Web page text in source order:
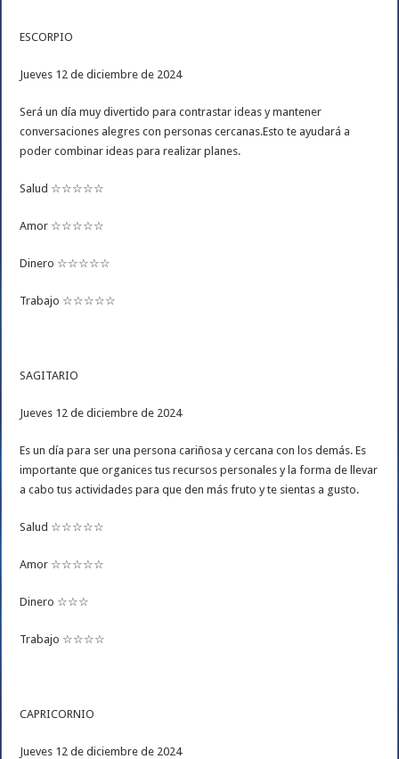
ESCORPIO
Jueves 12 de diciembre de 2024
Será un día muy divertido para contrastar ideas y mantener
conversaciones alegres con personas cercanas.Esto te ayudará a
poder combinar ideas para realizar planes.
Salud ☆☆☆☆☆
Amor ☆☆☆☆☆
Dinero ☆☆☆☆☆
Trabajo ☆☆☆☆☆
SAGITARIO
Jueves 12 de diciembre de 2024
Es un día para ser una persona cariñosa y cercana con los demás. Es
importante que organices tus recursos personales y la forma de llevar
a cabo tus actividades para que den más fruto y te sientas a gusto.
Salud ☆☆☆☆☆
Amor ☆☆☆☆☆
Dinero ☆☆☆
Trabajo ☆☆☆☆
CAPRICORNIO
Jueves 12 de diciembre de 2024